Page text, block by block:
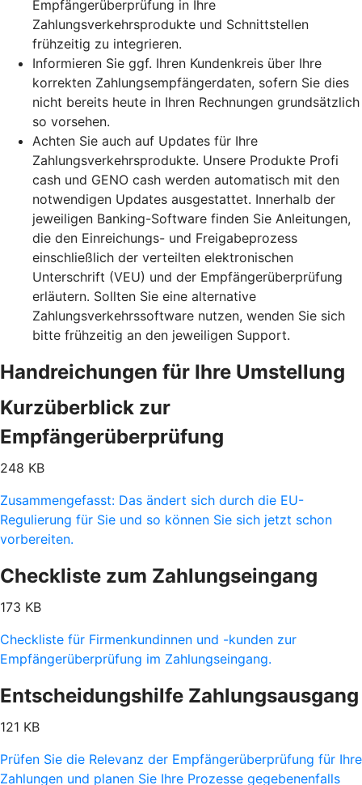
Empfängerüberprüfung in Ihre
Zahlungsverkehrsprodukte und Schnittstellen
frühzeitig zu integrieren.
Informieren Sie ggf. Ihren Kundenkreis über Ihre
korrekten Zahlungsempfängerdaten, sofern Sie dies
nicht bereits heute in Ihren Rechnungen grundsätzlich
so vorsehen.
Achten Sie auch auf Updates für Ihre
Zahlungsverkehrsprodukte. Unsere Produkte Profi
cash und GENO cash werden automatisch mit den
notwendigen Updates ausgestattet. Innerhalb der
jeweiligen Banking-Software finden Sie Anleitungen,
die den Einreichungs- und Freigabeprozess
einschließlich der verteilten elektronischen
Unterschrift (VEU) und der Empfängerüberprüfung
erläutern. Sollten Sie eine alternative
Zahlungsverkehrssoftware nutzen, wenden Sie sich
bitte frühzeitig an den jeweiligen Support.
Handreichungen für Ihre Umstellung
Kurzüberblick zur
Empfängerüberprüfung
248 KB
Zusammengefasst: Das ändert sich durch die EU-
Regulierung für Sie und so können Sie sich jetzt schon
vorbereiten.
Checkliste zum Zahlungseingang
173 KB
Checkliste für Firmenkundinnen und -kunden zur
Empfängerüberprüfung im Zahlungseingang.
Entscheidungshilfe Zahlungsausgang
121 KB
Prüfen Sie die Relevanz der Empfängerüberprüfung für Ihre
Zahlungen und planen Sie Ihre Prozesse gegebenenfalls